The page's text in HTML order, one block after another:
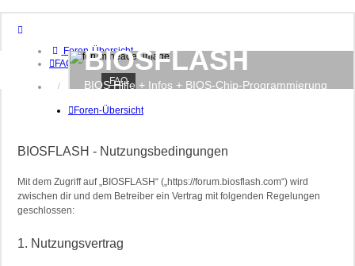
Foren-Übersicht
FAQ
Anmelden
BIOSFLASH
BIOS Hilfe + Infos + BIOS-Chip-Programmierung
FAQ
Foren-Übersicht
BIOSFLASH - Nutzungsbedingungen
Mit dem Zugriff auf „BIOSFLASH“ („https://forum.biosflash.com“) wird
zwischen dir und dem Betreiber ein Vertrag mit folgenden Regelungen
geschlossen:
1. Nutzungsvertrag